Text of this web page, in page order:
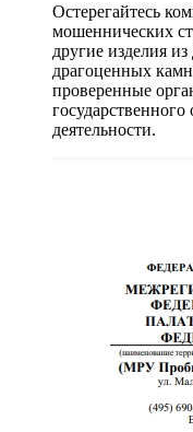
Остерегайтесь
мошеннических
другие изделия
драгоценных
проверенные
деятельности.